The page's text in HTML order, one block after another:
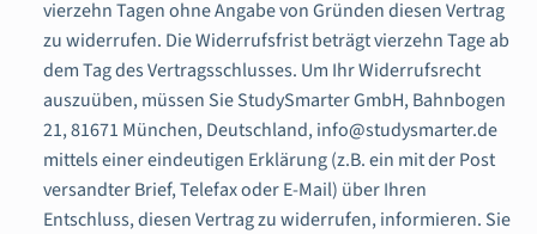
vierzehn Tagen ohne Angabe von Gründen diesen Vertrag
zu widerrufen. Die Widerrufsfrist beträgt vierzehn Tage ab
dem Tag des Vertragsschlusses. Um Ihr Widerrufsrecht
auszuüben, müssen Sie StudySmarter GmbH, Bahnbogen
21, 81671 München, Deutschland, info@studysmarter.de
mittels einer eindeutigen Erklärung (z.B. ein mit der Post
versandter Brief, Telefax oder E-Mail) über Ihren
Entschluss, diesen Vertrag zu widerrufen, informieren. Sie